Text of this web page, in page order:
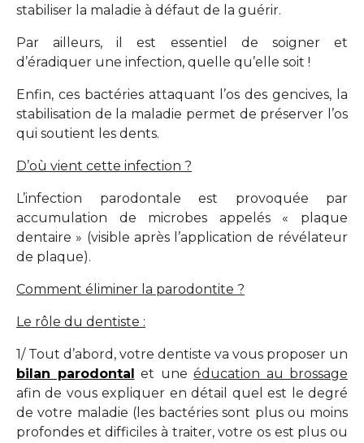
stabiliser la maladie à défaut de la guérir.
Par ailleurs, il est essentiel de soigner et
d’éradiquer une infection, quelle qu’elle soit !
Enfin, ces bactéries attaquant l’os des gencives, la
stabilisation de la maladie permet de préserver l’os
qui soutient les dents.
D’où vient cette infection ?
L’infection parodontale est provoquée par
accumulation de microbes appelés « plaque
dentaire » (visible après l’application de révélateur
de plaque).
Comment éliminer la parodontite ?
Le rôle du dentiste :
1/ Tout d’abord, votre dentiste va vous proposer un
bilan parodontal
et une éducation au brossage
afin de vous expliquer en détail quel est le degré
de votre maladie (les bactéries sont plus ou moins
profondes et difficiles à traiter, votre os est plus ou